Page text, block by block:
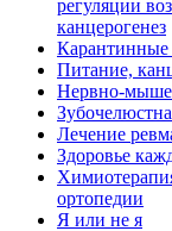
регуляции
канцерогенез
Питание,
Нервно-
Лечение
Здоровье
ортопедии
Я или не я